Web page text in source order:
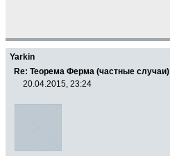
Yarkin
Re: Теорема Ферма (частные случаи)
20.04.2015, 23:24